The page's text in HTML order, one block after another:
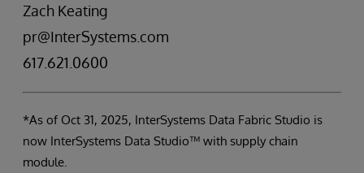
Zach Keating
pr@InterSystems.com
617.621.0600
*As of Oct 31, 2025, InterSystems Data Fabric Studio is
now InterSystems Data Studio™ with supply chain
module.